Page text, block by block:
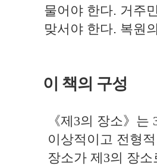
물어야 한다. 거주
맞서야 한다. 복원
이 책의 구성
《제3의 장소》 는
이상적이고 전형
장소가 제3의 장소